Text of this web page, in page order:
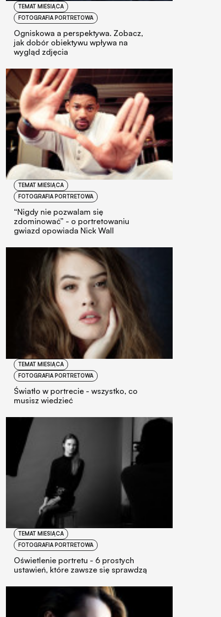
TEMAT MIESIĄCA
FOTOGRAFIA PORTRETOWA
Ogniskowa a perspektywa. Zobacz,
jak dobór obiektywu wpływa na
wygląd zdjęcia
TEMAT MIESIĄCA
FOTOGRAFIA PORTRETOWA
“Nigdy nie pozwalam się
zdominować” - o portretowaniu
gwiazd opowiada Nick Wall
TEMAT MIESIĄCA
FOTOGRAFIA PORTRETOWA
Światło w portrecie - wszystko, co
musisz wiedzieć
TEMAT MIESIĄCA
FOTOGRAFIA PORTRETOWA
Oświetlenie portretu - 6 prostych
ustawień, które zawsze się sprawdzą